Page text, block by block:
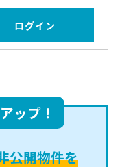
ログイン
ップ！
公開物件を